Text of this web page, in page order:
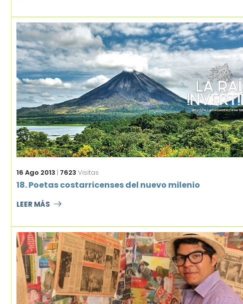
16 Ago 2013 | 7623 Visitas
18. Poetas costarricenses del nuevo milenio
LEER MÁS